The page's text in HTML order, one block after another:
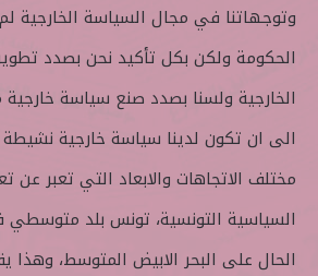
وتوجهاتنا في مجال السياسة الخارجية
الحكومة ولكن بكل تأكيد نحن بصدد
الخارجية ولسنا بصدد صنع سياسة خارجية
الى ان تكون لدينا سياسة خارجية
مختلف الاتجاهات والابعاد التي تعبر عن
السياسية التونسية، تونس بلد متوسطي
الحال على البحر الابيض المتوسط،